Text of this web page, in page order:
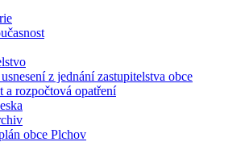
z jednání zastupitelstva obce
a rozpočtová opatření
obce Plchov